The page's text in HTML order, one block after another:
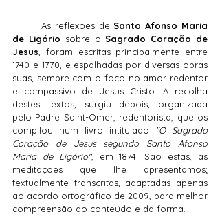
	As reflexões de
Santo Afonso Maria
de Ligório sobre o Sagrado Coração de
Jesus , foram escritas principalmente entre
1740 e 1770, e espalhadas por diversas obras
suas, sempre com o foco no amor redentor
e compassivo de Jesus Cristo. A recolha
destes textos, surgiu depois, organizada
pelo Padre Saint-Omer, redentorista, que os
compilou num livro intitulado
"O Sagrado
Coração de Jesus segundo Santo Afonso
Maria de Ligório", em 1874. São estas, as
meditações que lhe apresentamos;
textualmente transcritas, adaptadas apenas
ao acordo ortográfico de 2009, para melhor
compreensão do conteúdo e da forma.